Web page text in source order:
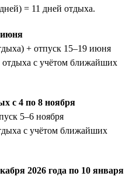
= 11 дней отдыха.
июня
+ отпуск 15–19 июня
с учётом ближайших
с 4 по 8 ноября
5–6 ноября
с учётом ближайших
2026 года по 10 января